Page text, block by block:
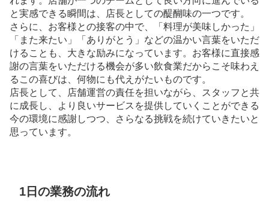
と実感できる瞬間は、店長としての醍醐味の一つです。
さらに、お客様との接客の中で、「料理が美味しかった」
「また来たい」「ありがとう」などの温かい言葉をいただ
けることも、大きな励みになっています。お客様に直接感
謝の言葉をいただける機会が多い飲食業だからこそ味わえ
るこの喜びは、何物にも代えがたいものです。
店長として、店舗運営の責任を担いながら、スタッフと共
に成長し、より良いサービスを提供していくことができる
今の環境に感謝しつつ、さらなる挑戦を続けていきたいと
思っています。
1日の業務の流れ